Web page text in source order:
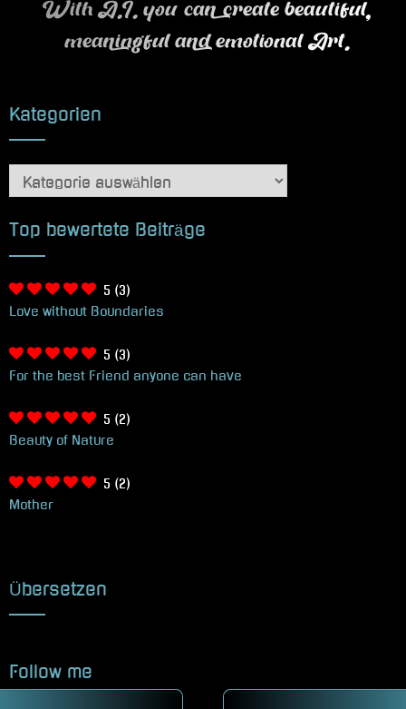
With A.I. you can create beautiful,
meaningful and emotional Art.
Kategorien
Kategorien
Top bewertete Beiträge
5 (3)
Love without Boundaries
5 (3)
For the best Friend anyone can have
5 (2)
Beauty of Nature
5 (2)
Mother
Übersetzen
Follow me